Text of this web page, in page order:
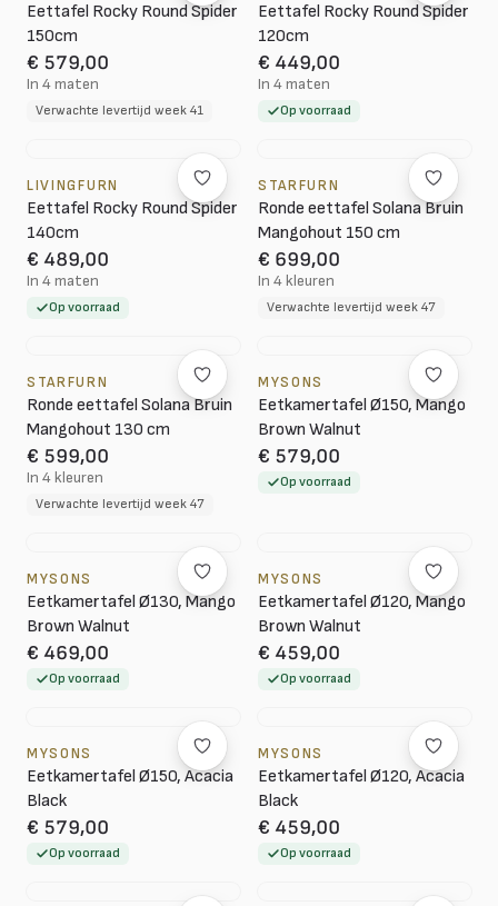
Eettafel Rocky Round Spider
150cm
€ 579,00
In 4 maten
Verwachte levertijd week 41
Eettafel Rocky Round Spider
120cm
€ 449,00
In 4 maten
Op voorraad
LIVINGFURN
Eettafel Rocky Round Spider
140cm
€ 489,00
In 4 maten
Op voorraad
STARFURN
Ronde eettafel Solana Bruin
Mangohout 150 cm
€ 699,00
In 4 kleuren
Verwachte levertijd week 47
STARFURN
Ronde eettafel Solana Bruin
Mangohout 130 cm
€ 599,00
In 4 kleuren
Verwachte levertijd week 47
MYSONS
Eetkamertafel Ø150, Mango
Brown Walnut
€ 579,00
Op voorraad
MYSONS
Eetkamertafel Ø130, Mango
Brown Walnut
€ 469,00
Op voorraad
MYSONS
Eetkamertafel Ø120, Mango
Brown Walnut
€ 459,00
Op voorraad
MYSONS
Eetkamertafel Ø150, Acacia
Black
€ 579,00
Op voorraad
MYSONS
Eetkamertafel Ø120, Acacia
Black
€ 459,00
Op voorraad